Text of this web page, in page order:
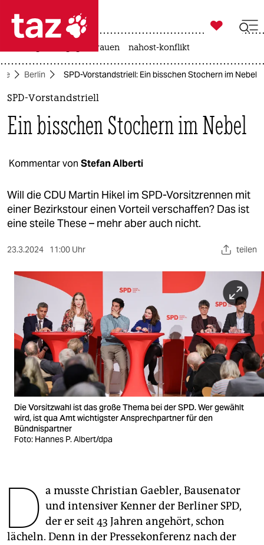
 taz zahl ich
taz zahl ich
politik
öko
gesellschaft
kultur
wahrheit
verlag
verlag
veranstaltungen
shop
fragen & hilfe
abo
genossenschaft
epaper login

taz zahl ich
gewalt gegen frauen nahost-konflikt
Berlin SPD-Vorstandstriell: Ein bisschen Stochern im Nebel
SPD-Vorstandstriell
Ein bisschen Stochern im Nebel
Kommentar von Stefan Alberti
Will die CDU Martin Hikel im SPD-Vorsitzrennen mit
einer Bezirkstour einen Vorteil verschaffen? Das ist
eine steile These – mehr aber auch nicht.
23.3.2024 11:00 Uhr teilen
Die Vorsitzwahl ist das große Thema bei der SPD. Wer gewählt
wird, ist qua Amt wichtigster Ansprechpartner für den
Bündnispartner
Foto: Hannes P. Albert/dpa
D a musste Christian Gaebler, Bausenator
und intensiver Kenner der Berliner SPD,
der er seit 43 Jahren angehört, schon
lächeln. Denn in der Pressekonferenz nach der